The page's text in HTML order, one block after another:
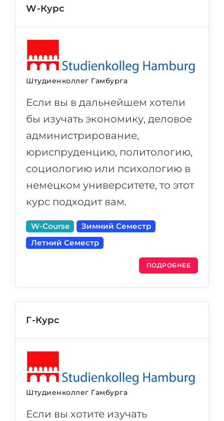
W-Курс
Штудиенколлег Гамбурга
Если вы в дальнейшем хотели
бы изучать экономику, деловое
администрирование,
юриспруденцию, политологию,
социологию или психологию в
немецком университете, то этот
курс подходит вам.
W-Course
Зимний Семестр
Летний Семестр
ПОДРОБНЕЕ
Г-Курс
Штудиенколлег Гамбурга
Если вы хотите изучать